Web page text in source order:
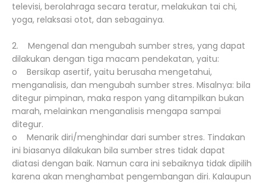
televisi, berolahraga secara teratur, melakukan tai chi,
yoga, relaksasi otot, dan sebagainya.
2. Mengenal dan mengubah sumber stres, yang dapat
dilakukan dengan tiga macam pendekatan, yaitu:
o Bersikap asertif, yaitu berusaha mengetahui,
menganalisis, dan mengubah sumber stres. Misalnya: bila
ditegur pimpinan, maka respon yang ditampilkan bukan
marah, melainkan menganalisis mengapa sampai
ditegur.
o Menarik diri/menghindar dari sumber stres. Tindakan
ini biasanya dilakukan bila sumber stres tidak dapat
diatasi dengan baik. Namun cara ini sebaiknya tidak dipilih
karena akan menghambat pengembangan diri. Kalaupun